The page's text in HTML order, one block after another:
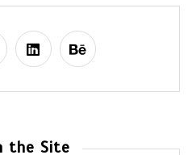
the Site